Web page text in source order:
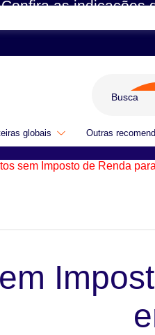
as indicações
globais Outras
sem Imposto de Renda